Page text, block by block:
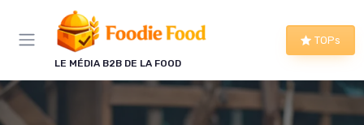
LE MÉDIA B2B DE LA FOOD
TOPs
Panneau de gestion des cookies